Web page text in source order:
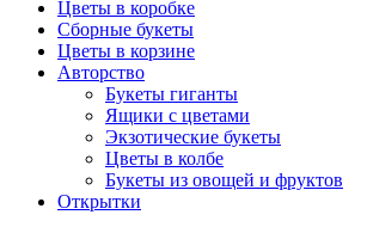
Цветы в коробке
Сборные букеты
Цветы в корзине
Авторство
Букеты гиганты
Ящики с цветами
Экзотические букеты
Цветы в колбе
Букеты из овощей и фруктов
Открытки